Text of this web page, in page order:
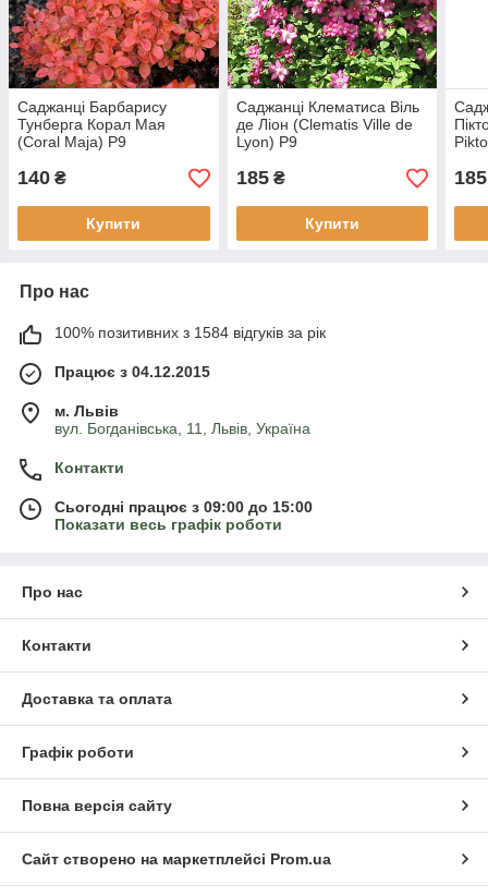
Саджанці Барбарису
Тунберга Корал Мая
(Coral Maja) Р9
140 ₴
Купити
Саджанці Клематиса Віль
де Ліон (Clematis Ville de
Lyon) Р9
185₴
Купити
185
Про нас
100% позитивних з 1584 відгуків за рік
Працює з 04.12.2015
м. Львів
вул. Богданівська, 11, Львів, Україна
Контакти
Сьогодні працює з 09:00 до 15:00
Показати весь графік роботи
Про нас
Контакти
Доставка та оплата
Графік роботи
Повна версія сайту
Сайт створено на маркетплейсі Prom.ua